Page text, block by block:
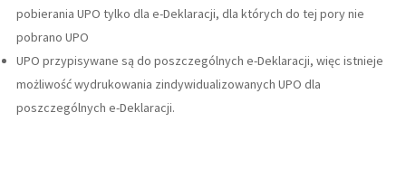
pobierania UPO tylko dla e-Deklaracji, dla których do tej pory nie
pobrano UPO
UPO przypisywane są do poszczególnych e-Deklaracji, więc istnieje
możliwość wydrukowania zindywidualizowanych UPO dla
poszczególnych e-Deklaracji.